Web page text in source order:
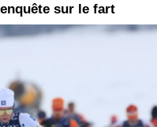
sur le fart